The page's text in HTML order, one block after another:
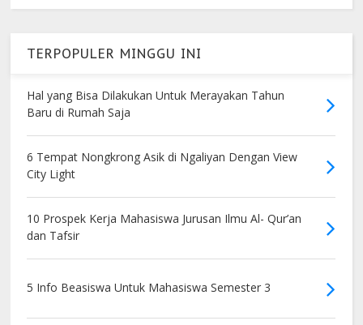
TERPOPULER MINGGU INI
Hal yang Bisa Dilakukan Untuk Merayakan Tahun
Baru di Rumah Saja
6 Tempat Nongkrong Asik di Ngaliyan Dengan View
City Light
10 Prospek Kerja Mahasiswa Jurusan Ilmu Al- Qur’an
dan Tafsir
5 Info Beasiswa Untuk Mahasiswa Semester 3